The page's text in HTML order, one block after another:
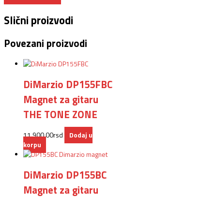
Slični proizvodi
Povezani proizvodi
DiMarzio DP155FBC
Magnet za gitaru
THE TONE ZONE
11.900,00rsd
Dodaj u
korpu
DiMarzio DP155BC
Magnet za gitaru